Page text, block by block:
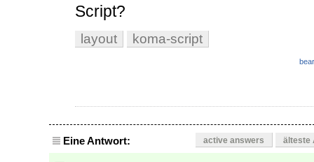
Script?
layout koma-script
Eine Antwort: active answers älteste